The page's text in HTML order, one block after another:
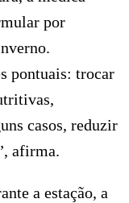
por
pontuais: trocar
casos, reduzir
afirma.
a estação, a